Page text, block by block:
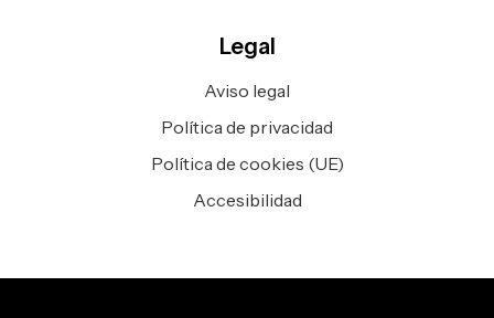
Legal
Aviso legal
Política de privacidad
Política de cookies (UE)
Accesibilidad